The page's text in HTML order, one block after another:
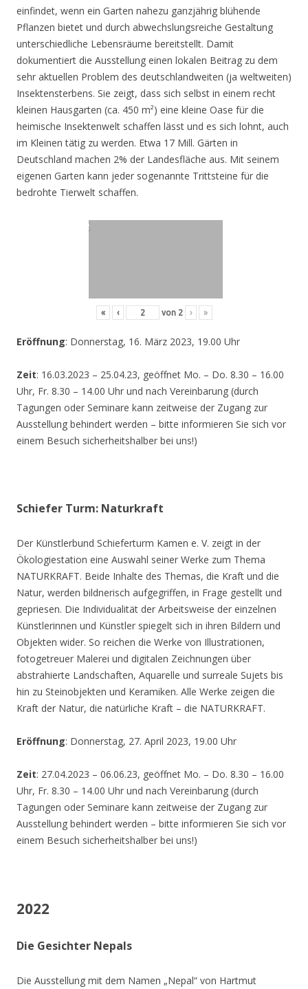
einfindet, wenn ein Garten nahezu ganzjährig blühende
Pflanzen bietet und durch abwechslungsreiche Gestaltung
unterschiedliche Lebensräume bereitstellt. Damit
dokumentiert die Ausstellung einen lokalen Beitrag zu dem
sehr aktuellen Problem des deutschlandweiten (ja weltweiten)
Insektensterbens. Sie zeigt, dass sich selbst in einem recht
kleinen Hausgarten (ca. 450 m²) eine kleine Oase für die
heimische Insektenwelt schaffen lässt und es sich lohnt, auch
im Kleinen tätig zu werden. Etwa 17 Mill. Gärten in
Deutschland machen 2% der Landesfläche aus. Mit seinem
eigenen Garten kann jeder sogenannte Trittsteine für die
bedrohte Tierwelt schaffen.
« ‹ von 2 › »
Eröffnung: Donnerstag, 16. März 2023, 19.00 Uhr
Zeit: 16.03.2023 – 25.04.23, geöffnet Mo. – Do. 8.30 – 16.00
Uhr, Fr. 8.30 – 14.00 Uhr und nach Vereinbarung (durch
Tagungen oder Seminare kann zeitweise der Zugang zur
Ausstellung behindert werden – bitte informieren Sie sich vor
einem Besuch sicherheitshalber bei uns!)
Schiefer Turm: Naturkraft
Der Künstlerbund Schieferturm Kamen e. V. zeigt in der
Ökologiestation eine Auswahl seiner Werke zum Thema
NATURKRAFT. Beide Inhalte des Themas, die Kraft und die
Natur, werden bildnerisch aufgegriffen, in Frage gestellt und
gepriesen. Die Individualität der Arbeitsweise der einzelnen
Künstlerinnen und Künstler spiegelt sich in ihren Bildern und
Objekten wider. So reichen die Werke von Illustrationen,
fotogetreuer Malerei und digitalen Zeichnungen über
abstrahierte Landschaften, Aquarelle und surreale Sujets bis
hin zu Steinobjekten und Keramiken. Alle Werke zeigen die
Kraft der Natur, die natürliche Kraft – die NATURKRAFT.
Eröffnung: Donnerstag, 27. April 2023, 19.00 Uhr
Zeit: 27.04.2023 – 06.06.23, geöffnet Mo. – Do. 8.30 – 16.00
Uhr, Fr. 8.30 – 14.00 Uhr und nach Vereinbarung (durch
Tagungen oder Seminare kann zeitweise der Zugang zur
Ausstellung behindert werden – bitte informieren Sie sich vor
einem Besuch sicherheitshalber bei uns!)
2022
Die Gesichter Nepals
Die Ausstellung mit dem Namen „Nepal“ von Hartmut